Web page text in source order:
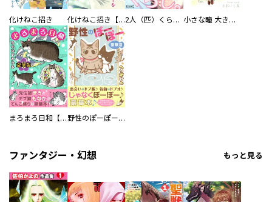
化けねこ招き 化けねこ招き【描きおろし付合冊版】 2人（匹）くらし。 小さな瞳 大きな鼓動
まろまろ日和【豪華版】 野性のぽーぽー【豪華版】
ファンタジー・幻想 もっと見る